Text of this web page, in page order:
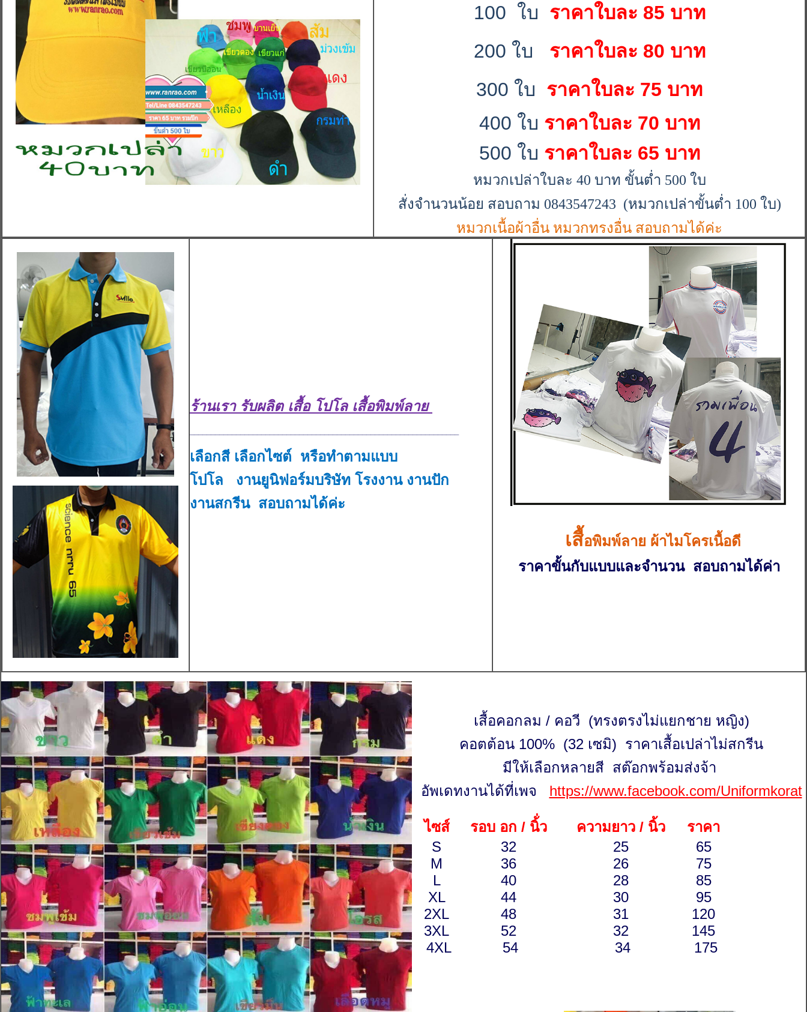
100 ใบ ราคาใบละ 85 บาท
200 ใบ
ราคาใบละ 80 บาท
300 ใบ ราคาใบละ 75 บาท
400 ใบ ราคาใบละ 70 บาท
500 ใบ ราคาใบละ 65 บาท
หมวกเปล่าใบละ 40 บาท ขั้นต่ำ 500 ใบ
สั่งจำนวนน้อย สอบถาม 0843547243 (หมวกเปล่าขั้นต่ำ 100 ใบ)
หมวกเนื้อผ้าอื่น หมวกทรงอื่น สอบถามได้ค่ะ
ร้านเรา รับผลิต เสื้อ โปโล เสื้อพิมพ์ลาย
เลือกสี เลือกไซต์ หรือทำตามแบบ
โปโล งานยูนิฟอร์มบริษัท โรงงาน งานปัก
งานสกรีน สอบถามได้ค่ะ
เสื้อพิมพ์ลาย ผ้าไมโครเนื้อดี
ราคาขั้นกับแบบและจำนวน สอบถามได้ค่า
เสื้อคอกลม / คอวี (ทรงตรงไม่แยกชาย หญิง)
คอตต้อน 100% (32 เซมิ) ราคาเสื้อเปล่าไม่สกรีน
มีให้เลือกหลายสี สต๊อกพร้อมส่งจ้า
อัพเดทงานได้ที่เพจ https://www.facebook.com/Uniformkorat
ไซส์ รอบ อก / นิ้่ว ความยาว / นิ้ว
ราคา
S
32 25
65
M
36 26
75
L
40 28
85
XL
44 30
95
2XL
48 31
120
3XL
52 32
145
4XL
54 34 175